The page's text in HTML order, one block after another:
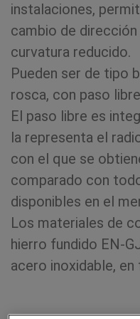
instalaciones,
cambio de dirección
curvatura reducido.
Pueden ser de tipo
rosca, con paso
El paso libre es
la representa el
con el que se
comparado con
disponibles en el
Los materiales de
hierro fundido EN-
acero inoxidable,